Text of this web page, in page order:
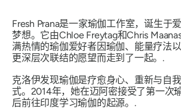
Fresh Prana是一家瑜伽工作室，诞生于
梦想。它由Chloe Freytag和Chris
满热情的瑜伽爱好者因瑜伽、能量疗法
更深层次联结的愿望而走到了一起。.
克洛伊发现瑜伽是疗愈身心、重新与自
式。2014年，她在迈阿密接受了第一次
后前往印度学习瑜伽的起源。.